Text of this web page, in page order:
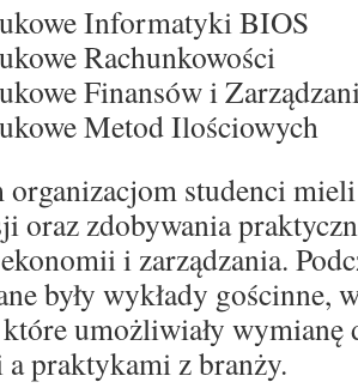
Informatyki BIOS
Rachunkowości
Finansów i
Metod Ilościowych
studenci
oraz zdobywania
i zarządzania.
były wykłady gościnne,
umożliwiały wymianę
a praktykami z branży.